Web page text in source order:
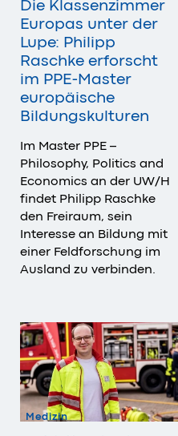
Die Klassenzimmer
Europas unter der
Lupe: Philipp
Raschke erforscht
im PPE-Master
europäische
Bildungskulturen
Im Master PPE –
Philosophy, Politics and
Economics an der UW/H
findet Philipp Raschke
den Freiraum, sein
Interesse an Bildung mit
einer Feldforschung im
Ausland zu verbinden.
Medizin